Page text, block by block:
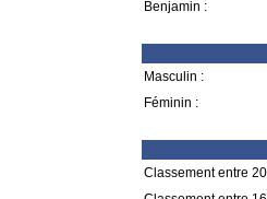
Benjamin :
Masculin :
Féminin :
Classement entre